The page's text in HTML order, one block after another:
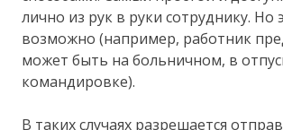
лично из рук в руки сотруднику. Но
возможно (например, работник
может быть на больничном, в
командировке).
В таких случаях разрешается